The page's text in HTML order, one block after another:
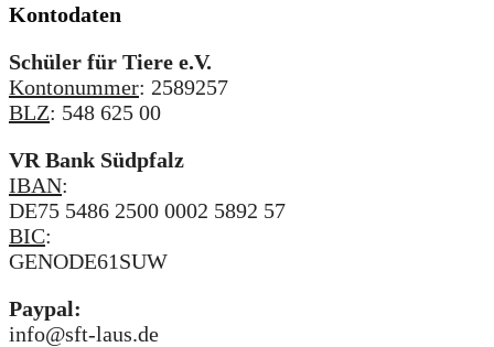
Kontodaten
Schüler für Tiere e.V.
Kontonummer: 2589257
BLZ: 548 625 00
VR Bank Südpfalz
IBAN:
DE75 5486 2500 0002 5892 57
BIC:
GENODE61SUW
Paypal:
info@sft-laus.de